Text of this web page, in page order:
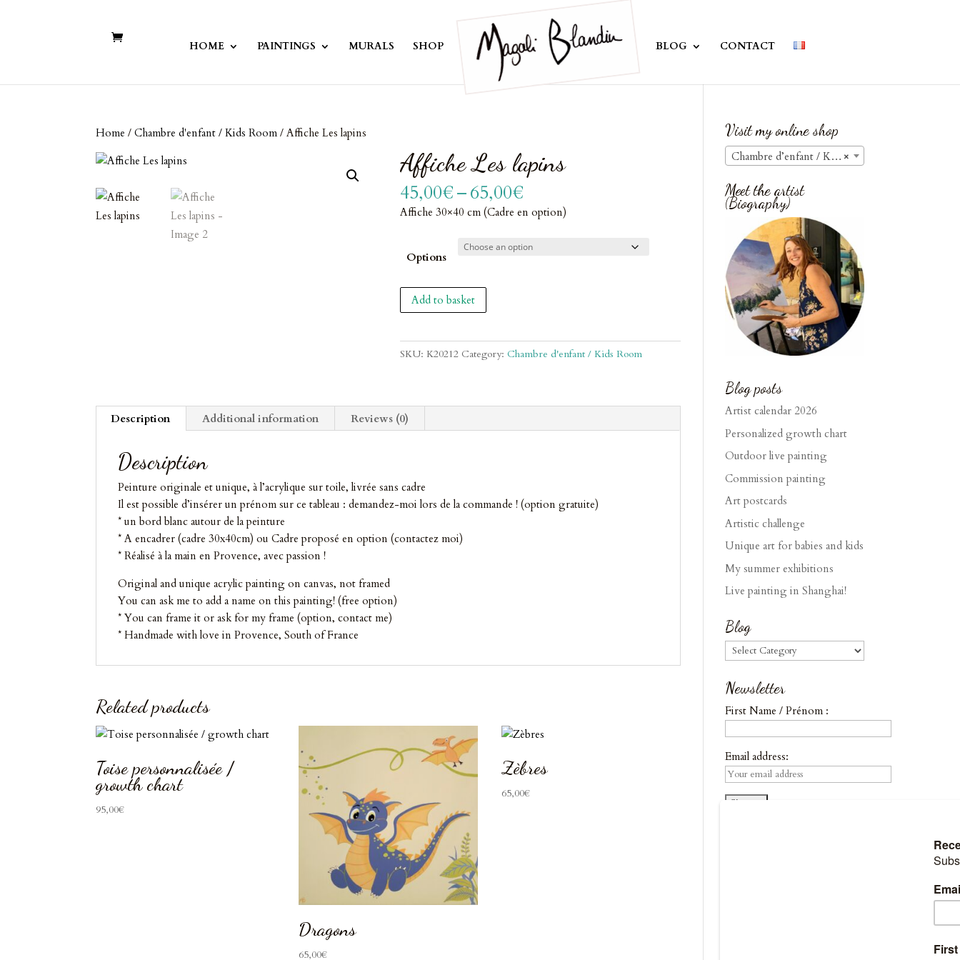
HOME PAINTINGS MURALS SHOP BLOG CONTACT
Home /Chambre d'enfant / Kids Room / Affiche Les lapins
Affiche Les lapins
45,00€–65,00€
range:
45,00€
through
Affiche 30×40 cm (Cadre en option)
Options
Affiche
Les
Add to basket
SKU:K20212 Category:Chambre d'enfant / Kids Room
Description Additional information Reviews (0)
Description
Peinture originale et unique, à l’acrylique sur toile, livrée sans cadre
Il est possible d’insérer un prénom sur ce tableau : demandez-moi lors de la commande ! (option gratuite)
* un bord blanc autour de la peinture
* A encadrer (cadre 30x40cm) ou Cadre proposé en option (contactez moi)
* Réalisé à la main en Provence, avec passion !
Original and unique acrylic painting on canvas, not framed
You can ask me to add a name on this painting! (free option)
* You can frame it or ask for my frame (option, contact me)
* Handmade with love in Provence, South of France
Related products
Toise personnalisée /
growth chart
95,00€
Dragons
65,00€
Zèbres
65,00€
Visit my online shop
×
Chambre d’enfant / Kids Room
Meet the artist
(Biography)
Blog posts
Artist calendar 2026
Personalized growth chart
Outdoor live painting
Commission painting
Art postcards
Artistic challenge
Unique art for babies and kids
My summer exhibitions
Live painting in Shanghai!
Blog
Blog
Newsletter
First Name / Prénom :
Email address: